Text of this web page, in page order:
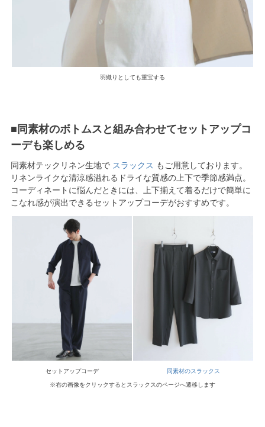
羽織りとしても重宝する
■同素材のボトムスと組み合わせてセットアップコ
ーデも楽しめる
同素材テックリネン生地で スラックス もご用意しております。
リネンライクな清涼感溢れるドライな質感の上下で季節感満点。
コーディネートに悩んだときには、上下揃えて着るだけで簡単に
こなれ感が演出できるセットアップコーデがおすすめです。
セットアップコーデ 同素材のスラックス
※右の画像をクリックするとスラックスのページへ遷移します